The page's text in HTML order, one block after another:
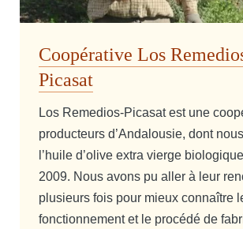
Coopérative Los
Picasat
Los Remedios-Picasat est une
producteurs d’Andalousie, dont
l’huile d’olive extra vierge
2009. Nous avons pu aller à leur
plusieurs fois pour mieux connaître
fonctionnement et le procédé de